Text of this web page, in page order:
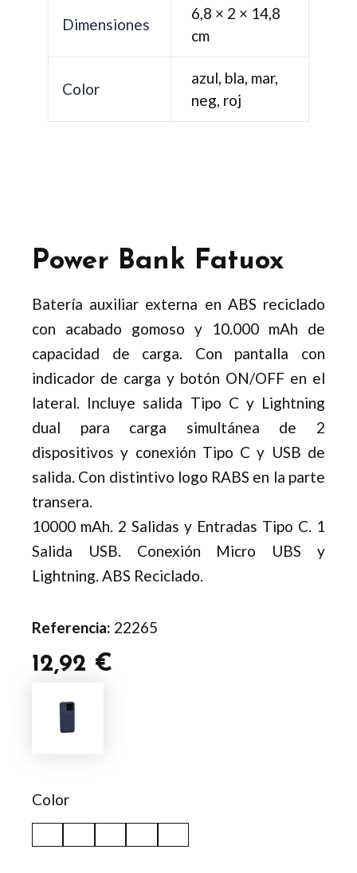
Dimensiones
6,8 × 2 × 14,8
cm
Color
azul, bla, mar,
neg, roj
Power Bank Fatuox
Batería auxiliar externa en ABS reciclado
con acabado gomoso y 10.000 mAh de
capacidad de carga. Con pantalla con
indicador de carga y botón ON/OFF en el
lateral. Incluye salida Tipo C y Lightning
dual para carga simultánea de 2
dispositivos y conexión Tipo C y USB de
salida. Con distintivo logo RABS en la parte
transera.
10000 mAh. 2 Salidas y Entradas Tipo C. 1
Salida USB. Conexión Micro UBS y
Lightning. ABS Reciclado.
Referencia: 22265
12,92 €
Color
Bank